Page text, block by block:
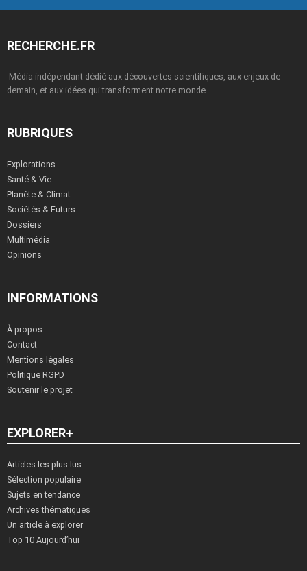
RECHERCHE.FR
Média indépendant dédié aux découvertes scientifiques, aux enjeux de
demain, et aux idées qui transforment notre monde.
RUBRIQUES
Explorations
Santé & Vie
Planète & Climat
Sociétés & Futurs
Dossiers
Multimédia
Opinions
INFORMATIONS
À propos
Contact
Mentions légales
Politique RGPD
Soutenir le projet
EXPLORER+
Articles les plus lus
Sélection populaire
Sujets en tendance
Archives thématiques
Un article à explorer
Top 10 Aujourd’hui